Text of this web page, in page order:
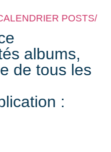
POSTS/
albums,
de tous les
: